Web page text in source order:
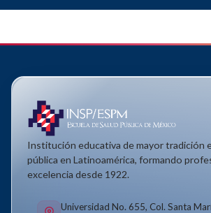
Institución educativa de mayor tradición
pública en Latinoamérica, formando
excelencia desde 1922.
Universidad No. 655, Col. Santa